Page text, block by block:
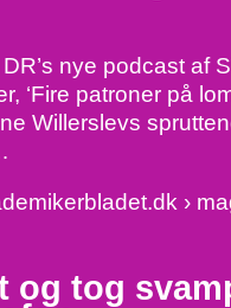
nye podcast af
‘Fire patroner på
Willerslevs
›
og tog